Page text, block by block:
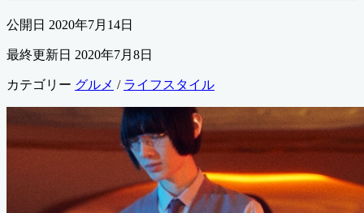
公開日 2020年7月14日
最終更新日 2020年7月8日
カテゴリー グルメ / ライフスタイル